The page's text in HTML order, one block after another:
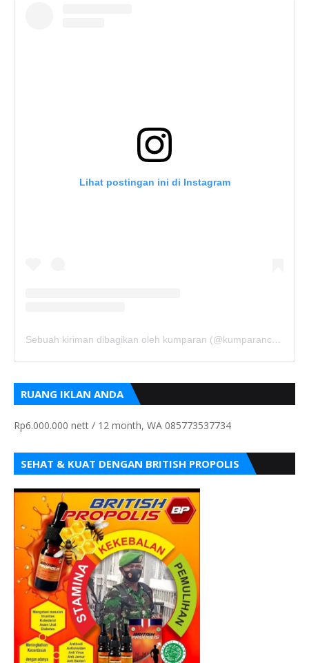
Lihat postingan ini di Instagram
Sebuah kiriman dibagikan oleh kumparan (@kumparancom)
RUANG IKLAN ANDA
Rp6.000.000 nett / 12 month, WA 085773537734
SEHAT & KUAT DENGAN BRITISH PROPOLIS